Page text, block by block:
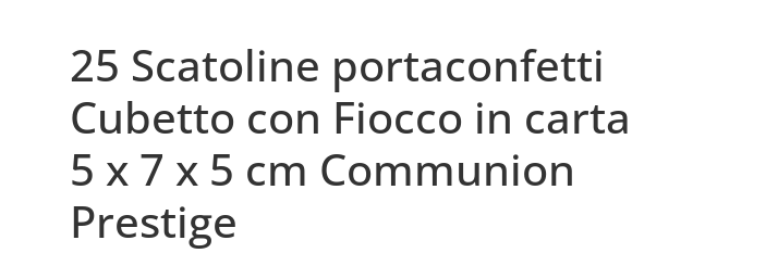
25 Scatoline portaconfetti
Cubetto con Fiocco in carta
5 x 7 x 5 cm Communion
Prestige